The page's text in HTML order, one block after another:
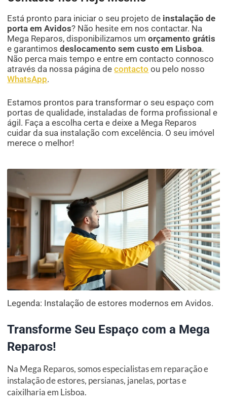
Está pronto para iniciar o seu projeto de instalação de
porta em Avidos? Não hesite em nos contactar. Na
Mega Reparos, disponibilizamos umorçamento grátis
e garantimosdeslocamento sem custo em Lisboa.
Não perca mais tempo e entre em contacto connosco
através da nossa página decontacto ou pelo nosso
WhatsApp.
Estamos prontos para transformar o seu espaço com
portas de qualidade, instaladas de forma profissional e
ágil. Faça a escolha certa e deixe a Mega Reparos
cuidar da sua instalação com excelência. O seu imóvel
merece o melhor!
Legenda: Instalação de estores modernos em Avidos.
Transforme Seu Espaço com a Mega
Reparos!
Na Mega Reparos, somos especialistas em reparação e
instalação de estores, persianas, janelas, portas e
caixilharia em Lisboa.